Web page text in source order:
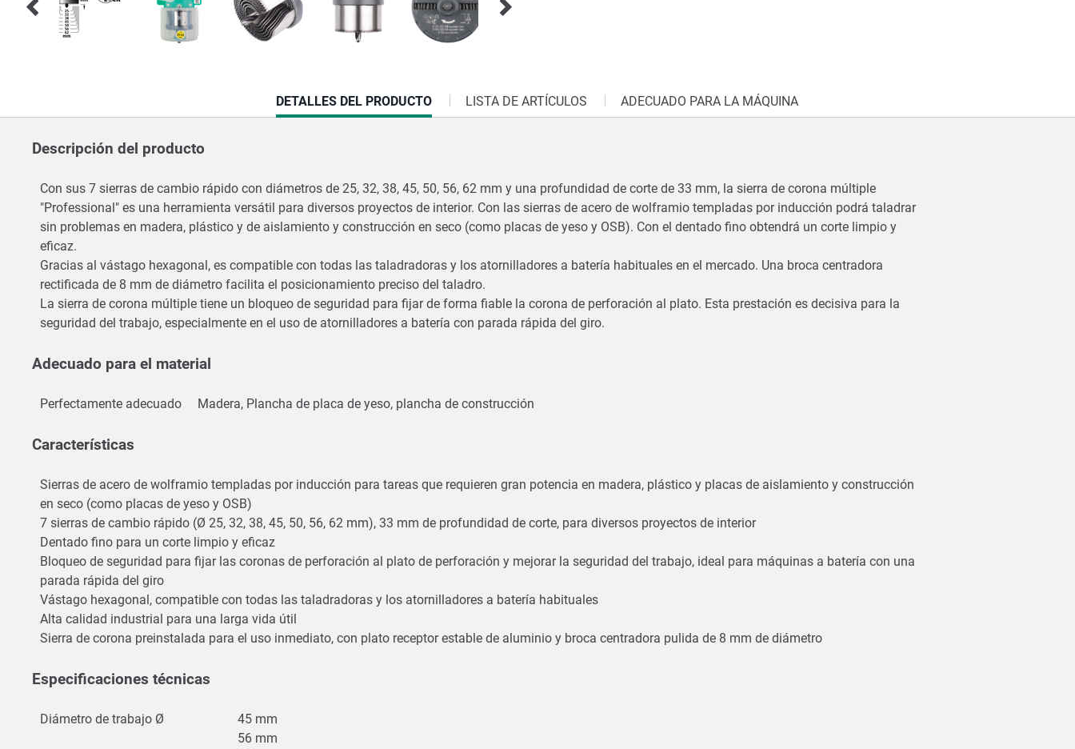
CURRENT
TAB:
DETALLES DEL PRODUCTO LISTA DE ARTÍCULOS ADECUADO PARA LA MÁQUINA
Descripción del producto
Con sus 7 sierras de cambio rápido con diámetros de 25, 32, 38, 45, 50, 56, 62 mm y una profundidad de corte de 33 mm, la sierra de corona múltiple
"Professional" es una herramienta versátil para diversos proyectos de interior. Con las sierras de acero de wolframio templadas por inducción podrá taladrar
sin problemas en madera, plástico y de aislamiento y construcción en seco (como placas de yeso y OSB). Con el dentado fino obtendrá un corte limpio y
eficaz.
Gracias al vástago hexagonal, es compatible con todas las taladradoras y los atornilladores a batería habituales en el mercado. Una broca centradora
rectificada de 8 mm de diámetro facilita el posicionamiento preciso del taladro.
La sierra de corona múltiple tiene un bloqueo de seguridad para fijar de forma fiable la corona de perforación al plato. Esta prestación es decisiva para la
seguridad del trabajo, especialmente en el uso de atornilladores a batería con parada rápida del giro.
Adecuado para el material
Perfectamente adecuado Madera, Plancha de placa de yeso, plancha de construcción
Características
Sierras de acero de wolframio templadas por inducción para tareas que requieren gran potencia en madera, plástico y placas de aislamiento y construcción
en seco (como placas de yeso y OSB)
7 sierras de cambio rápido (Ø 25, 32, 38, 45, 50, 56, 62 mm), 33 mm de profundidad de corte, para diversos proyectos de interior
Dentado fino para un corte limpio y eficaz
Bloqueo de seguridad para fijar las coronas de perforación al plato de perforación y mejorar la seguridad del trabajo, ideal para máquinas a batería con una
parada rápida del giro
Vástago hexagonal, compatible con todas las taladradoras y los atornilladores a batería habituales
Alta calidad industrial para una larga vida útil
Sierra de corona preinstalada para el uso inmediato, con plato receptor estable de aluminio y broca centradora pulida de 8 mm de diámetro
Especificaciones técnicas
Diámetro de trabajo Ø
45 mm
56 mm